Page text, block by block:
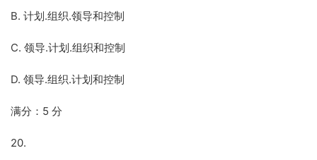
B. 计划.组织.领导和控制
C. 领导.计划.组织和控制
D. 领导.组织.计划和控制
满分：5 分
20.